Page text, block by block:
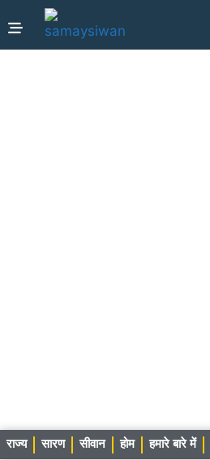
राज्य सारण सीवान होम हमारे बारे में